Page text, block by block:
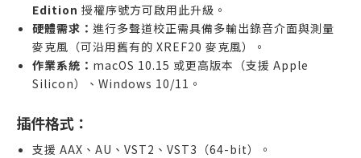
Edition 授權序號方可啟用此升級。
硬體需求： 進行多聲道校正需具備多輸出錄音介面與測量
麥克風（可沿用舊有的 XREF20 麥克風）。
作業系統： macOS 10.15 或更高版本（支援 Apple
Silicon）、Windows 10/11。
插件格式：
支援 AAX、AU、VST2、VST3（64-bit）。